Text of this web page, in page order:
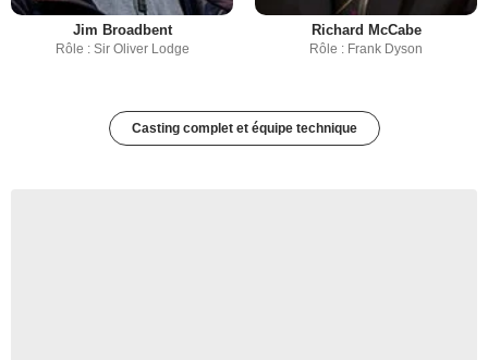
Jim Broadbent
Rôle : Sir Oliver Lodge
Richard McCabe
Rôle : Frank Dyson
Casting complet et équipe technique